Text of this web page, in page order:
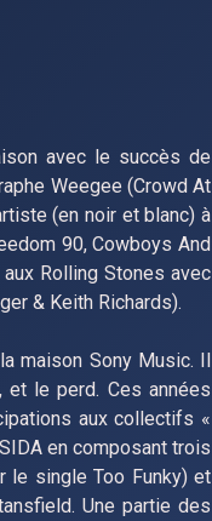
avec le succès de
Weegee (Crowd At
(en noir et blanc) à
90, Cowboys And
Rolling Stones avec
& Keith Richards).
maison Sony Music. Il
le perd. Ces années
aux collectifs «
en composant trois
le single Too Funky) et
Une partie des